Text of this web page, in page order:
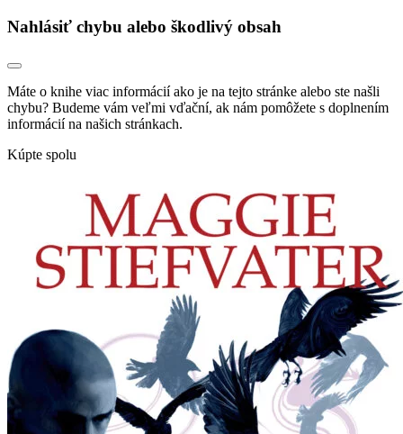
Nahlásiť chybu alebo škodlivý obsah
Máte o knihe viac informácií ako je na tejto stránke alebo ste našli
chybu? Budeme vám veľmi vďační, ak nám pomôžete s doplnením
informácií na našich stránkach.
Kúpte spolu